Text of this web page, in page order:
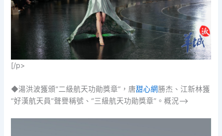
[/p>
◆湯洪波獲頒“二級航天功勛獎章”，唐甜心網勝杰、江新林獲
“好漢航天員”聲譽稱號、“三級航天功勛獎章”。概況–>